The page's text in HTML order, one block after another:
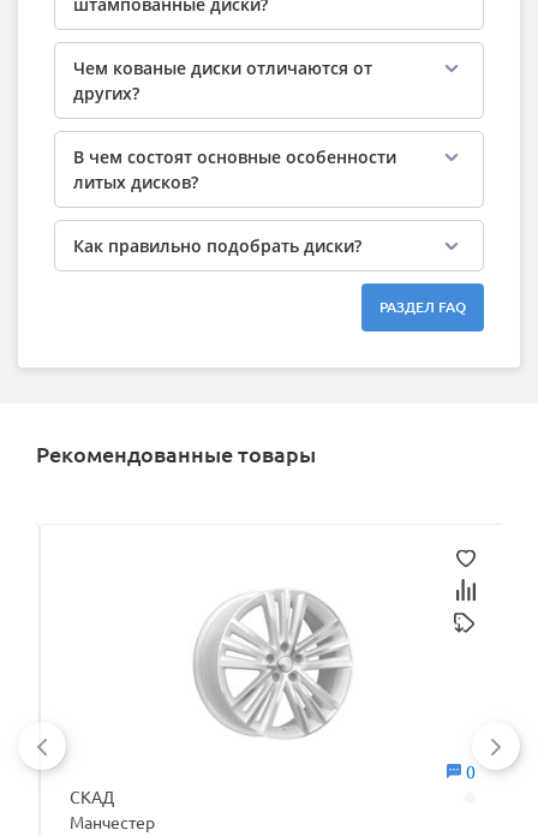
Чем кованые диски отличаются от
других?
В чем состоят основные особенности
литых дисков?
Как правильно подобрать диски?
РАЗДЕЛ FAQ
Рекомендованные товары
0
СКАД
Манчестер